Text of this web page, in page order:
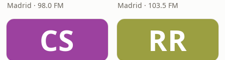
Madrid · 98.0 FM Madrid · 103.5 FM
CS RR